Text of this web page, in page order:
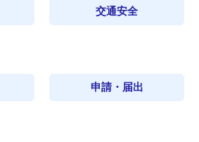
交通安全
申請・届出